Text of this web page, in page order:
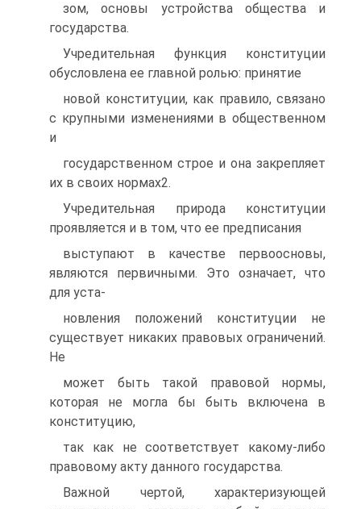
зом, основы устройства общества и
государства.
Учредительная функция конституции
обусловлена ее главной ролью: принятие
новой конституции, как правило, связано
с крупными изменениями в общественном
и
государственном строе и она закрепляет
их в своих нормах2.
Учредительная природа конституции
проявляется и в том, что ее предписания
выступают в качестве первоосновы,
являются первичными. Это означает, что
для уста-
новления положений конституции не
существует никаких правовых ограничений.
Не
может быть такой правовой нормы,
которая не могла бы быть включена в
конституцию,
так как не соответствует какому-либо
правовому акту данного государства.
Важной чертой, характеризующей